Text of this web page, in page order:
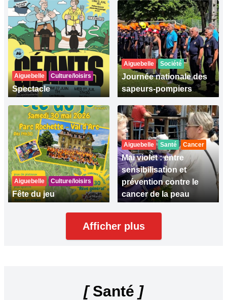
Aiguebelle Culture/loisirs
Spectacle
Aiguebelle Société
Journée nationale des
sapeurs-pompiers
Aiguebelle Culture/loisirs
Fête du jeu
Aiguebelle Santé Cancer
Mai violet : entre
sensibilisation et
prévention contre le
cancer de la peau
Afficher plus
[Santé ]